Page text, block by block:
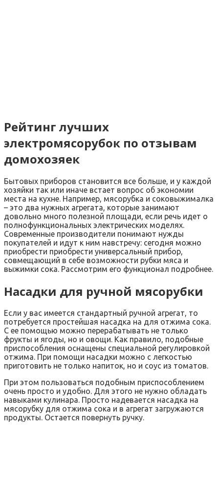
Рейтинг лучших
электромясорубок по отзывам
домохозяек
Бытовых приборов становится все больше, и у каждой
хозяйки так или иначе встает вопрос об экономии
места на кухне. Например, мясорубка и соковыжималка
– это два нужных агрегата, которые занимают
довольно много полезной площади, если речь идет о
полнофункциональных электрических моделях.
Современные производители понимают нужды
покупателей и идут к ним навстречу: сегодня можно
приобрести приобрести универсальный прибор,
совмещающий в себе возможности рубки мяса и
выжимки сока. Рассмотрим его функционал подробнее.
Насадки для ручной мясорубки
Если у вас имеется стандартный ручной агрегат, то
потребуется простейшая насадка на для отжима сока.
С ее помощью можно перерабатывать не только
фрукты и ягоды, но и овощи. Как правило, подобные
приспособления оснащены специальной регулировкой
отжима. При помощи насадки можно с легкостью
приготовить не только напиток, но и соус из томатов.
При этом пользоваться подобным приспособлением
очень просто и удобно. Для этого не нужно обладать
навыками кулинара. Просто надевается насадка на
мясорубку для отжима сока и в агрегат загружаются
продукты. Остается повернуть ручку.